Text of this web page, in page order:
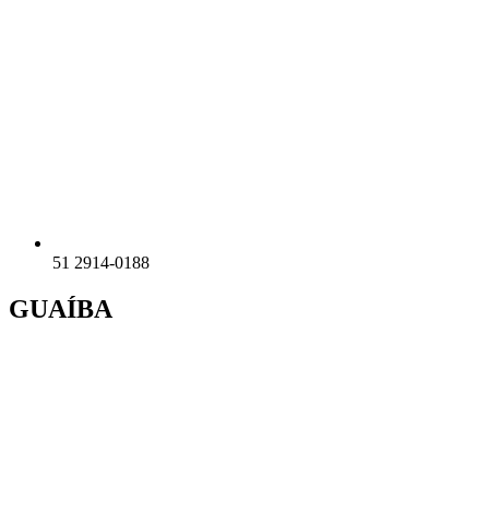
51 2914-0188
GUAÍBA